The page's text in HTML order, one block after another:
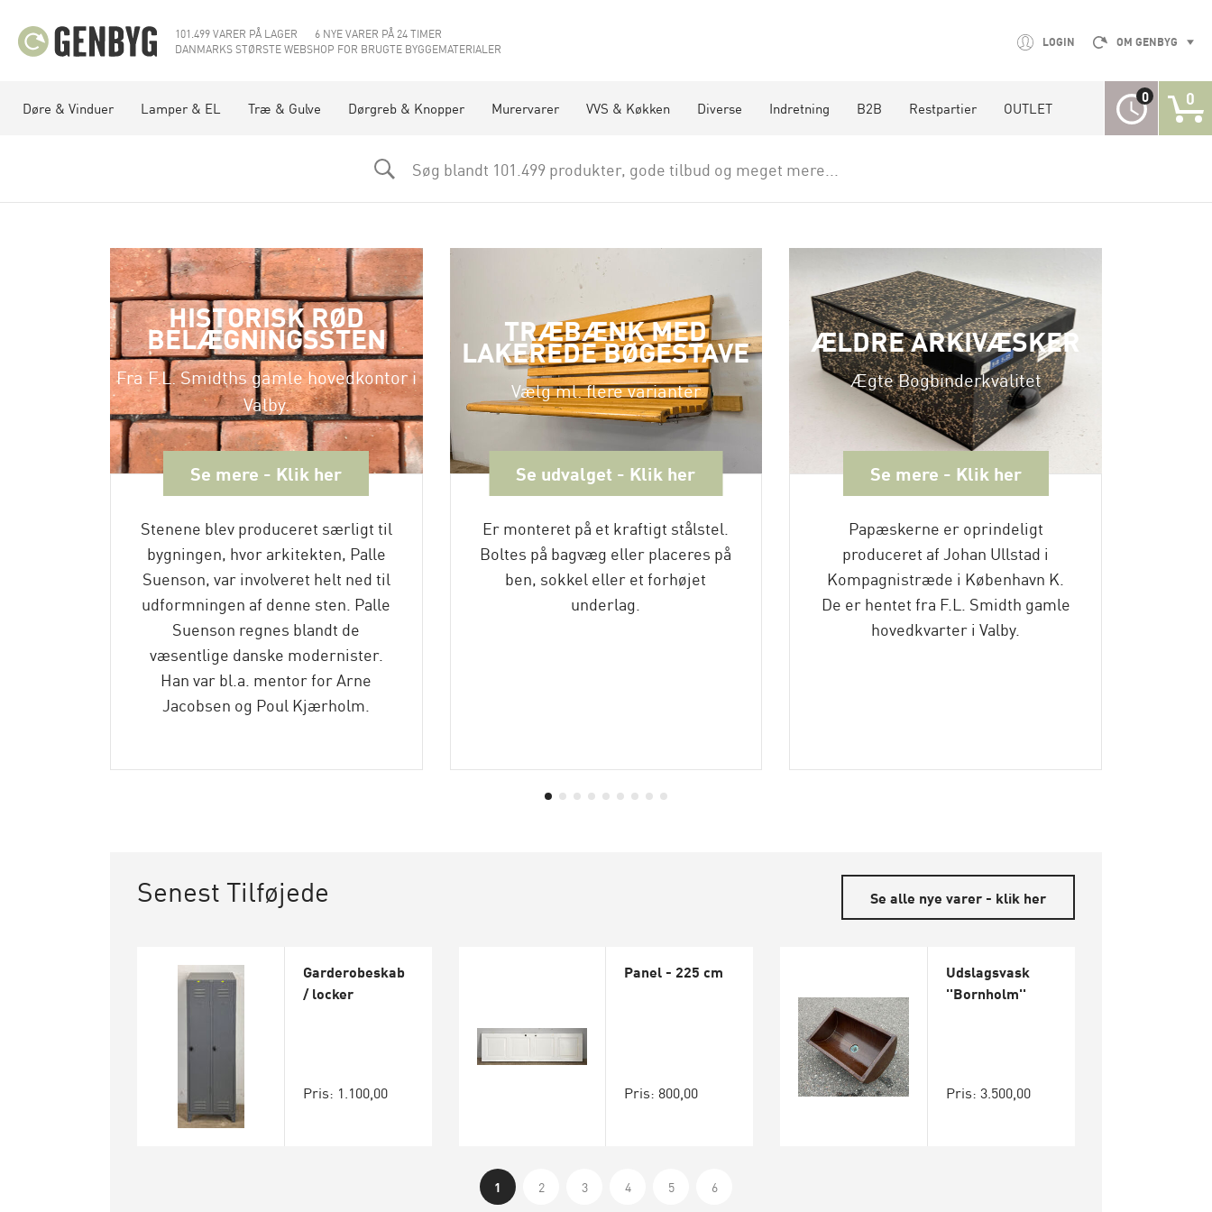
101.499 VARER PÅ LAGER
6 NYE VARER PÅ 24 TIMER
DANMARKS STØRSTE WEBSHOP FOR BRUGTE BYGGEMATERIALER
LOGIN OM GENBYG
Døre & Vinduer Lamper & EL Træ & Gulve Dørgreb & Knopper Murervarer VVS & Køkken Diverse Indretning B2B Restpartier OUTLET
0 0
Søg blandt 101.499 produkter, gode tilbud og meget mere...
HISTORISK RØD
BELÆGNINGSSTEN
Fra F.L. Smidths gamle hovedkontor i
Valby.
Se mere - Klik her
Stenene blev produceret særligt til
bygningen, hvor arkitekten, Palle
Suenson, var involveret helt ned til
udformningen af denne sten. Palle
Suenson regnes blandt de
væsentlige danske modernister.
Han var bl.a. mentor for Arne
Jacobsen og Poul Kjærholm.
TRÆBÆNK MED
LAKEREDE BØGESTAVE
Vælg ml. flere varianter
Se udvalget - Klik her
Er monteret på et kraftigt stålstel.
Boltes på bagvæg eller placeres på
ben, sokkel eller et forhøjet
underlag.
ÆLDRE ARKIVÆSKER
Ægte Bogbinderkvalitet
Se mere - Klik her
Papæskerne er oprindeligt
produceret af Johan Ullstad i
Kompagnistræde i København K.
De er hentet fra F.L. Smidth gamle
hovedkvarter i Valby.
Senest Tilføjede Se alle nye varer - klik her
Garderobeskab
/ locker
Pris: 1.100,00
Panel - 225 cm
Pris: 800,00
Udslagsvask
''Bornholm''
Pris: 3.500,00
1 2 3 4 5 6